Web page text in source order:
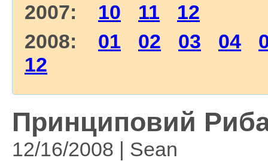
2007: 10 11
12
2008: 01 02 03 04
12
Принциповий
12/16/2008 | Sean